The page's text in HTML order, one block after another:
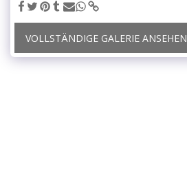
VOLLSTÄNDIGE GALERIE ANSEHEN